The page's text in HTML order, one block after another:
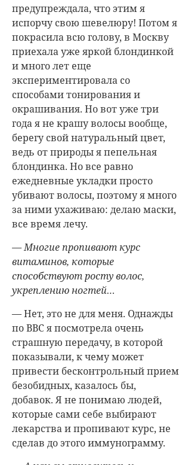
предупреждала, что этим я
испорчу свою шевелюру! Потом я
покрасила всю голову, в Москву
приехала уже яркой блондинкой
и много лет еще
экспериментировала со
способами тонирования и
окрашивания. Но вот уже три
года я не крашу волосы вообще,
берегу свой натуральный цвет,
ведь от природы я пепельная
блондинка. Но все равно
ежедневные укладки просто
убивают волосы, поэтому я много
за ними ухаживаю: делаю маски,
все время лечу.
— Многие пропивают курс
витаминов, которые
способствуют росту волос,
укреплению ногтей…
— Нет, это не для меня. Однажды
по BBC я посмотрела очень
страшную передачу, в которой
показывали, к чему может
привести бесконтрольный прием
безобидных, казалось бы,
добавок. Я не понимаю людей,
которые сами себе выбирают
лекарства и пропивают курс, не
сделав до этого иммунограмму.